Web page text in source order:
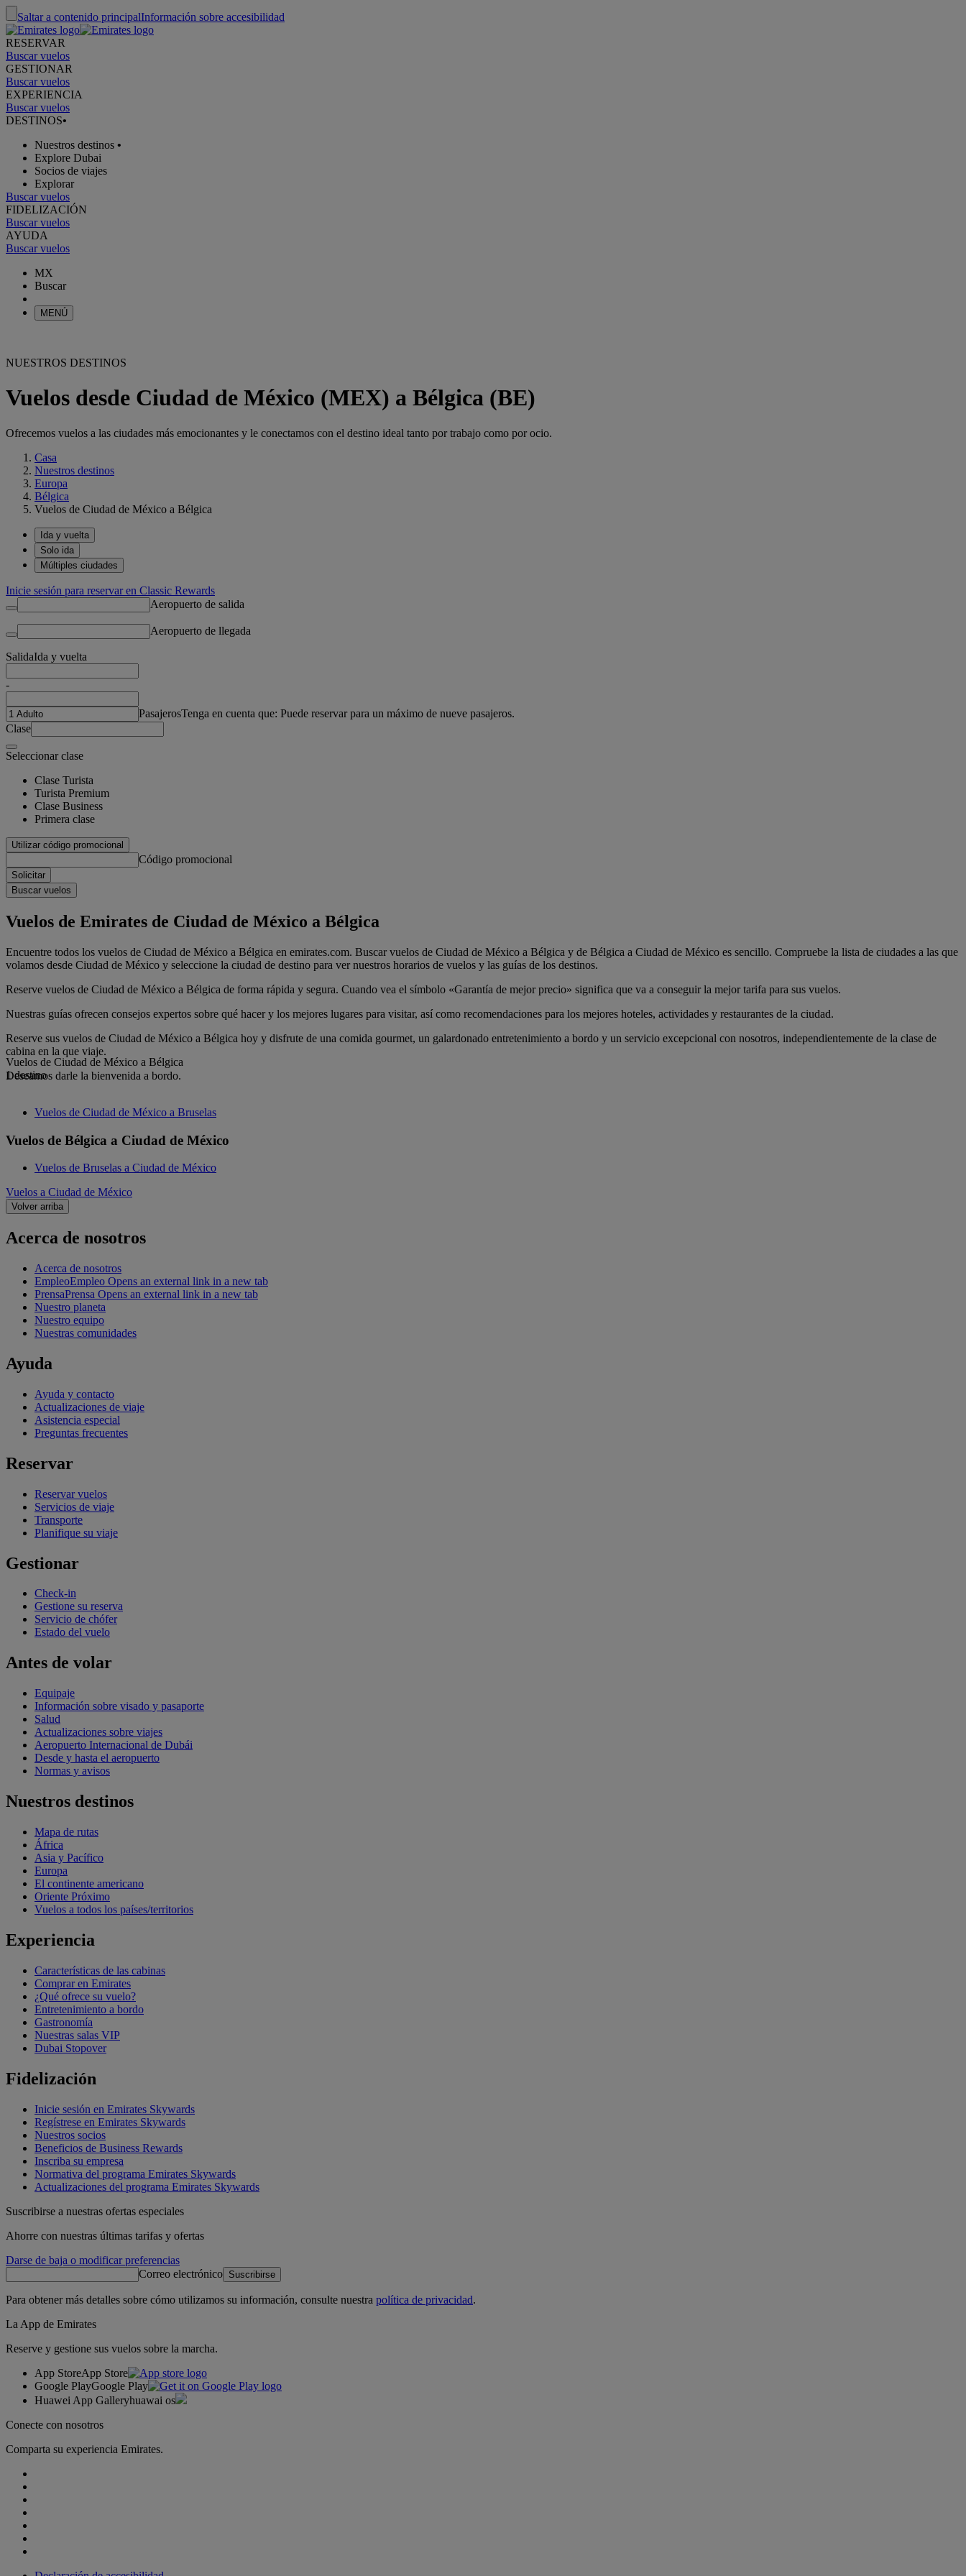
Saltar a contenido principalInformación sobre accesibilidad
RESERVAR
Buscar vuelos
GESTIONAR
Buscar vuelos
EXPERIENCIA
Buscar vuelos
DESTINOS•
Nuestros destinos •
Explore Dubai
Socios de viajes
Explorar
Buscar vuelos
FIDELIZACIÓN
Buscar vuelos
AYUDA
Buscar vuelos
MX
Buscar
MENÚ
NUESTROS DESTINOS
Vuelos desde Ciudad de México (MEX) a Bélgica (BE)
Ofrecemos vuelos a las ciudades más emocionantes y le conectamos con el destino ideal tanto por trabajo como por ocio.
Casa
Nuestros destinos
Europa
Bélgica
Vuelos de Ciudad de México a Bélgica
Ida y vuelta
Solo ida
Múltiples ciudades
Inicie sesión para reservar en Classic Rewards
Aeropuerto de salida
Aeropuerto de llegada
SalidaIda y vuelta
-
PasajerosTenga en cuenta que: Puede reservar para un máximo de nueve pasajeros.
Clase
Seleccionar clase
Clase Turista
Turista Premium
Clase Business
Primera clase
Utilizar código promocional
Código promocional
Solicitar
Buscar vuelos
Vuelos de Emirates de Ciudad de México a Bélgica
Encuentre todos los vuelos de Ciudad de México a Bélgica en emirates.com. Buscar vuelos de Ciudad de México a Bélgica y de Bélgica a Ciudad de México es sencillo. Compruebe la lista de ciudades a las que
volamos desde Ciudad de México y seleccione la ciudad de destino para ver nuestros horarios de vuelos y las guías de los destinos.
Reserve vuelos de Ciudad de México a Bélgica de forma rápida y segura. Cuando vea el símbolo «Garantía de mejor precio» significa que va a conseguir la mejor tarifa para sus vuelos.
Nuestras guías ofrecen consejos expertos sobre qué hacer y los mejores lugares para visitar, así como recomendaciones para los mejores hoteles, actividades y restaurantes de la ciudad.
Reserve sus vuelos de Ciudad de México a Bélgica hoy y disfrute de una comida gourmet, un galardonado entretenimiento a bordo y un servicio excepcional con nosotros, independientemente de la clase de
cabina en la que viaje.
Deseamos darle la bienvenida a bordo.
Vuelos de Ciudad de México a Bélgica
1 destino
Vuelos de Ciudad de México a Bruselas
Vuelos de Bélgica a Ciudad de México
Vuelos de Bruselas a Ciudad de México
Vuelos a Ciudad de México
Volver arriba
Acerca de nosotros
Acerca de nosotros
EmpleoEmpleo Opens an external link in a new tab
PrensaPrensa Opens an external link in a new tab
Nuestro planeta
Nuestro equipo
Nuestras comunidades
Ayuda
Ayuda y contacto
Actualizaciones de viaje
Asistencia especial
Preguntas frecuentes
Reservar
Reservar vuelos
Servicios de viaje
Transporte
Planifique su viaje
Gestionar
Check-in
Gestione su reserva
Servicio de chófer
Estado del vuelo
Antes de volar
Equipaje
Información sobre visado y pasaporte
Salud
Actualizaciones sobre viajes
Aeropuerto Internacional de Dubái
Desde y hasta el aeropuerto
Normas y avisos
Nuestros destinos
Mapa de rutas
África
Asia y Pacífico
Europa
El continente americano
Oriente Próximo
Vuelos a todos los países/territorios
Experiencia
Características de las cabinas
Comprar en Emirates
¿Qué ofrece su vuelo?
Entretenimiento a bordo
Gastronomía
Nuestras salas VIP
Dubai Stopover
Fidelización
Inicie sesión en Emirates Skywards
Regístrese en Emirates Skywards
Nuestros socios
Beneficios de Business Rewards
Inscriba su empresa
Normativa del programa Emirates Skywards
Actualizaciones del programa Emirates Skywards
Suscribirse a nuestras ofertas especiales
Ahorre con nuestras últimas tarifas y ofertas
Darse de baja o modificar preferencias
Correo electrónico Suscribirse
Para obtener más detalles sobre cómo utilizamos su información, consulte nuestra política de privacidad.
La App de Emirates
Reserve y gestione sus vuelos sobre la marcha.
App StoreApp Store
Google PlayGoogle Play
Huawei App Galleryhuawai os
Conecte con nosotros
Comparta su experiencia Emirates.